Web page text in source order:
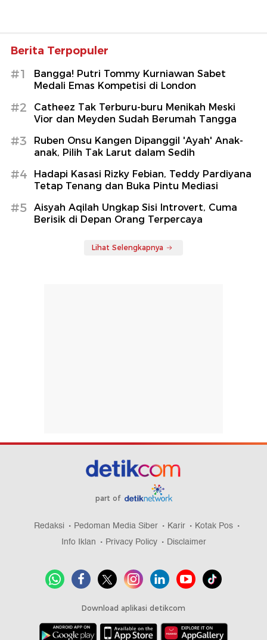
Berita Terpopuler
#1
Bangga! Putri Tommy Kurniawan Sabet
Medali Emas Kompetisi di London
#2
Catheez Tak Terburu-buru Menikah Meski
Vior dan Meyden Sudah Berumah Tangga
#3
Ruben Onsu Kangen Dipanggil 'Ayah' Anak-
anak, Pilih Tak Larut dalam Sedih
#4
Hadapi Kasasi Rizky Febian, Teddy Pardiyana
Tetap Tenang dan Buka Pintu Mediasi
#5
Aisyah Aqilah Ungkap Sisi Introvert, Cuma
Berisik di Depan Orang Terpercaya
Lihat Selengkapnya
part of
Redaksi Pedoman Media Siber Karir
Kotak Pos
Info Iklan
Privacy Policy Disclaimer
Download aplikasi detikcom